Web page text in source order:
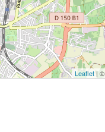
Leaflet| ©